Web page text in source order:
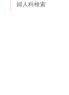
婦人科検索